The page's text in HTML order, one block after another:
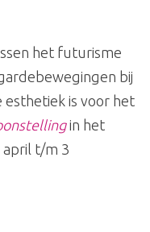
het futurisme
bij
esthetiek is voor het
in het
t/m 3